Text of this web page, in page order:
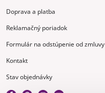
Doprava a platba
Reklamačný poriadok
Formulár na odstúpenie od zmluvy
Kontakt
Stav objednávky